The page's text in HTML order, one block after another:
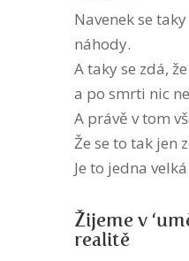
Navenek se
náhody.
A taky se zdá,
a po smrti nic
A právě v tom
Že se to tak jen
Je to jedna
Žijeme v
realitě